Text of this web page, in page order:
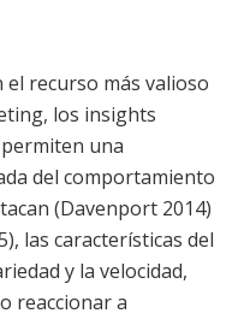
recurso más valioso
los insights
una
del comportamiento
(Davenport 2014)
las características del
y la velocidad,
reaccionar a